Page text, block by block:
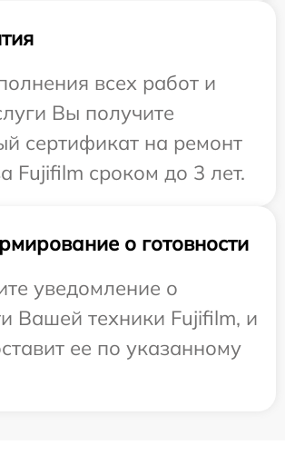
всех работ и
Вы получите
сертификат на ремонт
Fujifilm сроком до 3 лет.
о готовности
уведомление о
Вашей техники Fujifilm, и
ее по указанному